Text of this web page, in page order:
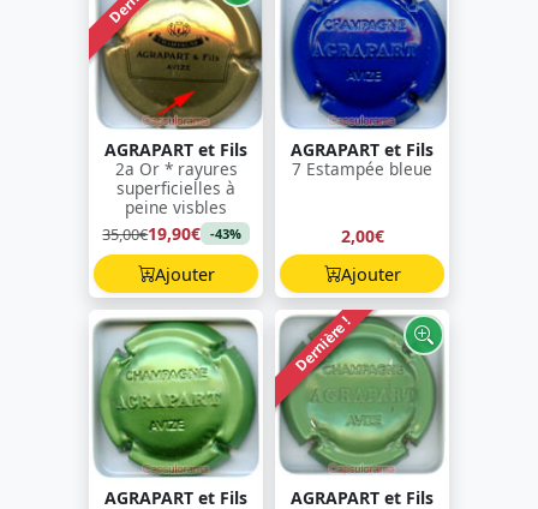
AGRAPART et Fils
2a Or * rayures
superficielles à
peine visbles
35,00€19,90€ -43%
Ajouter
AGRAPART et Fils
7 Estampée bleue
2,00€
Ajouter
AGRAPART et Fils
Dernière !
AGRAPART et Fils